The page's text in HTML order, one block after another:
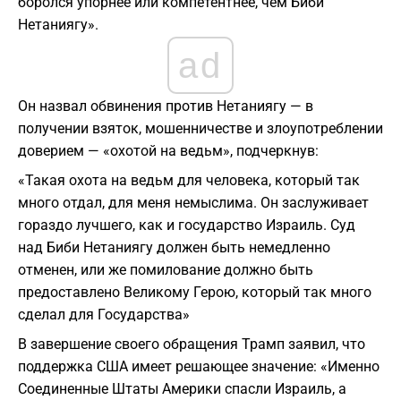
Нетаниягу».
ad
Он назвал обвинения против Нетаниягу — в
получении взяток, мошенничестве и злоупотреблении
доверием — «охотой на ведьм», подчеркнув:
«Такая охота на ведьм для человека, который так
много отдал, для меня немыслима. Он заслуживает
гораздо лучшего, как и государство Израиль. Суд
над Биби Нетаниягу должен быть немедленно
отменен, или же помилование должно быть
предоставлено Великому Герою, который так много
сделал для Государства»
В завершение своего обращения Трамп заявил, что
поддержка США имеет решающее значение: «Именно
Соединенные Штаты Америки спасли Израиль, а